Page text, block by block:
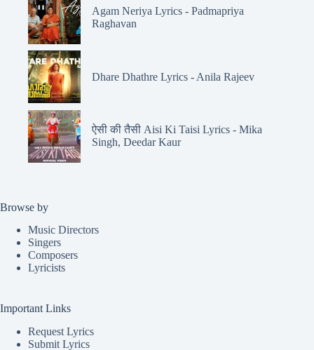
Agam Neriya Lyrics - Padmapriya
Raghavan
Dhare Dhathre Lyrics - Anila Rajeev
ऐसी की तैसी Aisi Ki Taisi Lyrics - Mika
Singh, Deedar Kaur
Browse by
Music Directors
Singers
Composers
Lyricists
Important Links
Request Lyrics
Submit Lyrics